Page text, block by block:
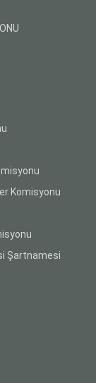
Komisyonu
Şartnamesi